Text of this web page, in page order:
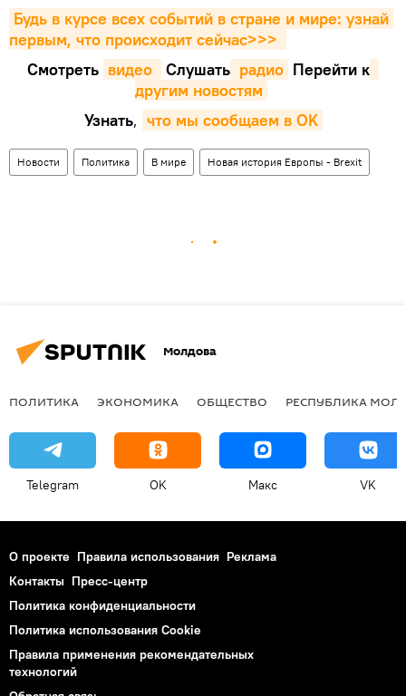
Будь в курсе всех событий в стране и мире: узнай
первым, что происходит сейчаc>>>
Смотреть видео Cлушать радио Перейти к
другим новостям
Узнать, что мы сообщаем в OK
Новости Политика В мире Новая история Европы - Brexit
Молдова
ПОЛИТИКА ЭКОНОМИКА ОБЩЕСТВО РЕСПУБЛИКА
Telegram OK Макс VK
О проекте Правила использования Реклама
Контакты Пресс-центр
Политика конфиденциальности
Политика использования Cookie
Правила применения рекомендательных
технологий